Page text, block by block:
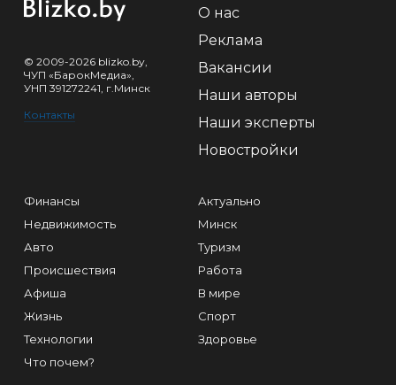
© 2009-2026 blizko.by,
ЧУП «БарокМедиа»,
УНП 391272241, г.Минск
Контакты
О нас
Реклама
Вакансии
Наши авторы
Наши эксперты
Новостройки
Финансы
Недвижимость
Авто
Происшествия
Афиша
Жизнь
Технологии
Что почем?
Актуально
Минск
Туризм
Работа
В мире
Спорт
Здоровье